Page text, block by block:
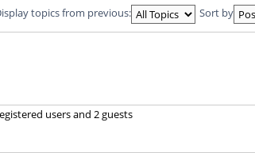
topics from previous: Sort by
users and 2 guests